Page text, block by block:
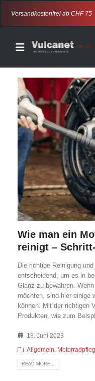
Versandkostenfrei ab CHF 75
Wie man ein
reinigt –
Die richtige Reinigung
entscheidend, um es in
Glanz zu bewahren.
möchten, sind hier einige
können. Mit der richtigen
Produkten, wie zum
18. Juni 2023
Allgemein
READ MORE...